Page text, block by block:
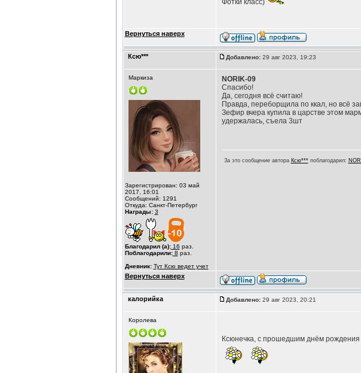
Фотки класс)
Вернуться наверх
Ксю*** Добавлено:29 авг 2023, 19:23
Маркиза
Зарегистрирован: 03 май
2017, 16:01
Сообщений: 1291
Откуда: Санкт-Петербург
Награды: 3
Благодарил (а):16 раз.
Поблагодарили:8 раз.
Дневник: Тут Ксю ведет учет
NORIK-09
Спасибо!
Да, сегодня всё считаю!
Правда, переборщила по ккал, но всё
Зефир вчера купила в царстве этом
удержалась, съела 3шт
За это сообщение автора Ксю***поблагодарил:
Вернуться наверх
калорийка Добавлено:29 авг 2023, 20:21
Королева
Ксюнечка, с прошедшим днём рождения